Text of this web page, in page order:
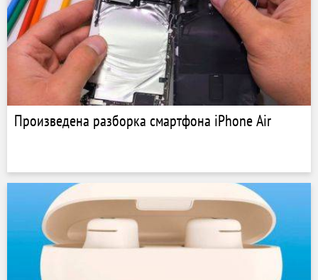
Произведена разборка смартфона iPhone Air